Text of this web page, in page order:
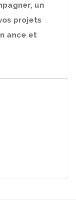
un
projets
ance et